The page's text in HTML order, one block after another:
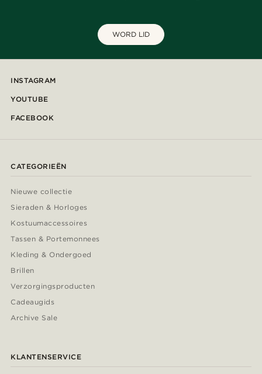
WORD LID
INSTAGRAM
YOUTUBE
FACEBOOK
CATEGORIEËN
Nieuwe collectie
Sieraden & Horloges
Kostuumaccessoires
Tassen & Portemonnees
Kleding & Ondergoed
Brillen
Verzorgingsproducten
Cadeaugids
Archive Sale
KLANTENSERVICE